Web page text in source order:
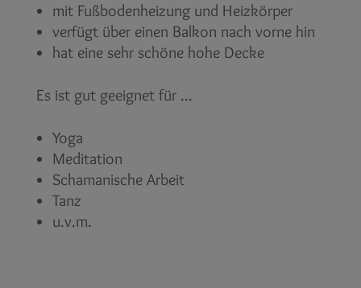
mit Fußbodenheizung und Heizkörper
verfügt über einen Balkon nach vorne hin
hat eine sehr schöne hohe Decke
Es ist gut geeignet für ...
Yoga
Meditation
Schamanische Arbeit
Tanz
u.v.m.